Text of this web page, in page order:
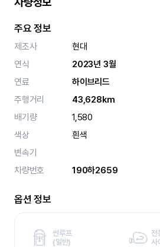
주요 정보
제조사
현대
연식
2023년 3월
연료
하이브리드
주행거리
43,628km
배기량
1,580
색상
흰색
변속기
차량번호
190하2659
옵션 정보
썬루프
(일반)
전
사